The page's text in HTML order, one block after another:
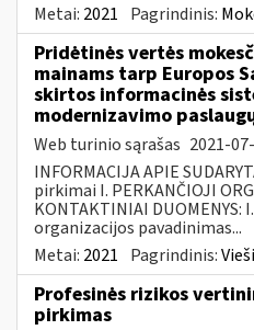
Metai: 2021 Pagrindinis:
Pridėtinės vertės
mainams tarp Europos
skirtos informacinės
modernizavimo
Web turinio sąrašas 2021-
INFORMACIJA APIE
pirkimai I. PERKANČIOJI
KONTAKTINIAI DUOMENYS:
organizacijos pavadinimas...
Metai: 2021 Pagrindinis:
Profesinės rizikos
pirkimas